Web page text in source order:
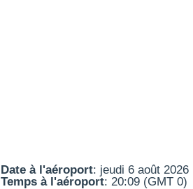
Date à l'aéroport: jeudi 6 août 2026
Temps à l'aéroport: 20:09 (GMT 0)